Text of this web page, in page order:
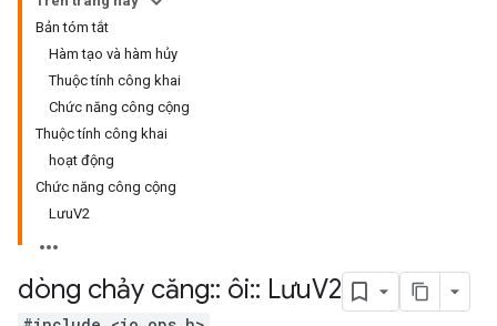
Bản tóm tắt
Hàm tạo và hàm hủy
Thuộc tính công khai
Chức năng công cộng
Thuộc tính công khai
hoạt động
Chức năng công cộng
LưuV2
dòng chảy căng:: ôi:: LưuV2